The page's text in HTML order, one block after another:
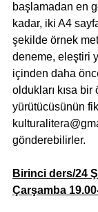
başlamadan en
kadar, iki A4
şekilde örnek
deneme, eleştiri
içinden daha
oldukları kısa
yürütücüsünün
gönderebilirler.
Birinci ders/24
Çarşamba